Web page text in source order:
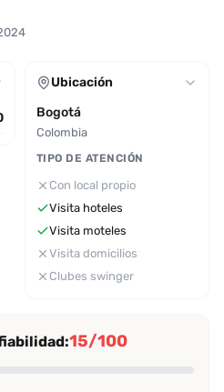
Ubicación
Bogotá
Colombia
TIPO DE ATENCIÓN
Con local propio
Visita hoteles
Visita moteles
Visita domicilios
Clubes swinger
15/100